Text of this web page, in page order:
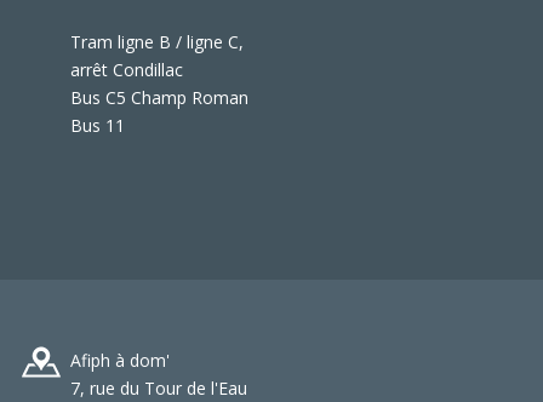
Tram ligne B / ligne C,
arrêt Condillac
Bus C5 Champ Roman
Bus 11
Afiph à dom'
7, rue du Tour de l'Eau